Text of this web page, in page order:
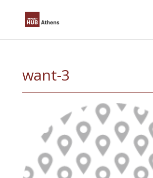
want-3